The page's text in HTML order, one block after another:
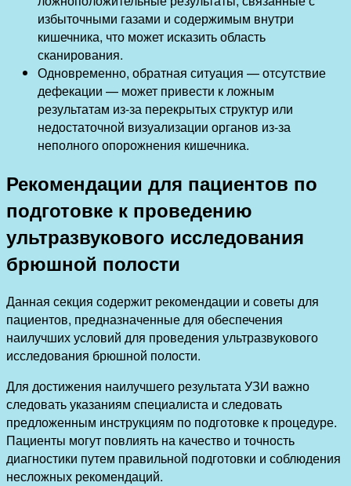
избыточными газами и содержимым внутри
кишечника, что может исказить область
сканирования.
Одновременно, обратная ситуация — отсутствие
дефекации — может привести к ложным
результатам из-за перекрытых структур или
недостаточной визуализации органов из-за
неполного опорожнения кишечника.
Рекомендации для пациентов по
подготовке к проведению
ультразвукового исследования
брюшной полости
Данная секция содержит рекомендации и советы для
пациентов, предназначенные для обеспечения
наилучших условий для проведения ультразвукового
исследования брюшной полости.
Для достижения наилучшего результата УЗИ важно
следовать указаниям специалиста и следовать
предложенным инструкциям по подготовке к процедуре.
Пациенты могут повлиять на качество и точность
диагностики путем правильной подготовки и соблюдения
несложных рекомендаций.